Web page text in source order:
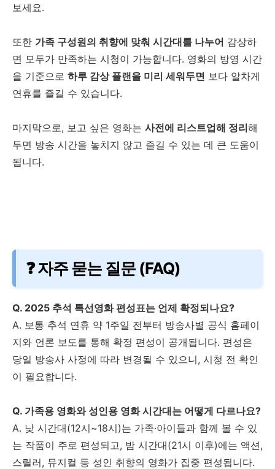
보세요.
또한 가족 구성원의 취향에 맞춰 시간대를 나누어 감상하
면 모두가 만족하는 시청이 가능합니다. 영화의 방영 시간
을 기준으로 하루 감상 플랜을 미리 세워두면 보다 알차게
연휴를 즐길 수 있습니다.
마지막으로, 보고 싶은 영화는 사전에 리스트업해 정리해
두면 방송 시간을 놓치지 않고 즐길 수 있는 데 큰 도움이
됩니다.
❓ 자주 묻는 질문 (FAQ)
Q. 2025 추석 특선영화 편성표는 언제 확정되나요?
A. 보통 추석 연휴 약 1주일 전부터 방송사별 공식 홈페이
지와 언론 보도를 통해 확정 편성이 공개됩니다. 편성은
당일 방송사 사정에 따라 변경될 수 있으니, 시청 전 확인
이 필요합니다.
Q. 가족용 영화와 성인용 영화 시간대는 어떻게 다르나요?
A. 낮 시간대(12시~18시)는 가족·아이들과 함께 볼 수 있
는 작품이 주로 편성되고, 밤 시간대(21시 이후)에는 액션,
스릴러, 뮤지컬 등 성인 취향의 영화가 집중 편성됩니다.